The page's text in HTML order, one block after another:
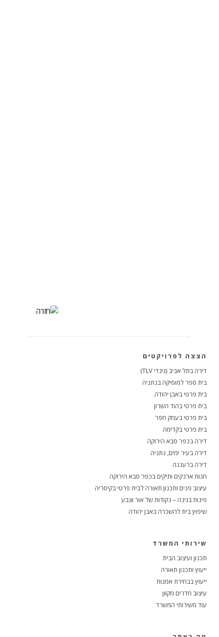
הצצה לפרויקטים
דירה בתל אביב (גינדי TLV)
בית ספר למוסיקה בנתניה
בית פרטי באבן יהודה
בית פרטי בהוד השרון
בית פרטי בעמק חפר
בית פרטי בקדימה
דירה בכפר סבא הירוקה
דירה בעיר ימים, נתניה
דירה ברעננה
חנות ארנקים ותיקים בכפר סבא הירוקה
עיצוב פנים ותכנון תאורה לבית פרטי בקיסריה
פינות בגינה – נקודות של אור וצבע
שיפוץ בית להשכרה באבן יהודה
שירותי המשרד
תכנון ועיצוב הבית
ייעוץ ותכנון תאורה
ייעוץ בבחירת אמנות
עיצוב חדרים מקוון
עוד משירותי המשרד